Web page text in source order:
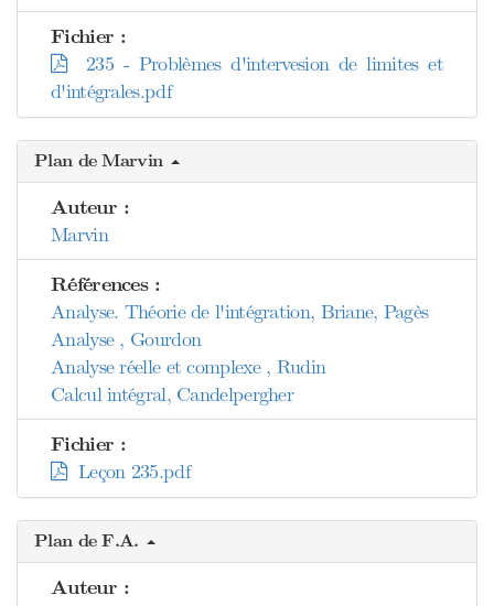
Fichier :
235 - Problèmes d'intervesion de limites et
d'intégrales.pdf
Plan de Marvin
Auteur :
Marvin
Références :
Analyse. Théorie de l'intégration, Briane, Pagès
Analyse , Gourdon
Analyse réelle et complexe , Rudin
Calcul intégral, Candelpergher
Fichier :
Leçon 235.pdf
Plan de F.A.
Auteur :